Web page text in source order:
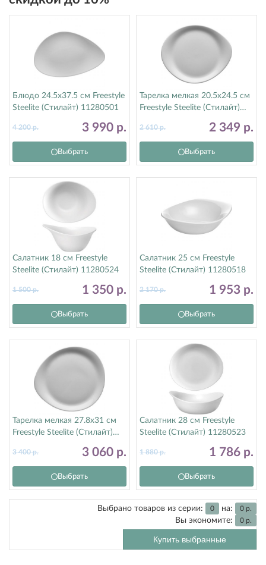
Блюдо 24.5х37.5 см Freestyle
Steelite (Стилайт) 11280501
3 990 р.
4 200р.
Выбрать
Тарелка мелкая 20.5х24.5 см
Freestyle Steelite (Стилайт)
2 349 р.
2 610р.
Выбрать
Салатник 18 см Freestyle
Steelite (Стилайт) 11280524
1 350 р.
1 500р.
Выбрать
Салатник 25 см Freestyle
Steelite (Стилайт) 11280518
1 953 р.
2 170р.
Выбрать
Тарелка мелкая 27.8х31 см
Freestyle Steelite (Стилайт)
3 060 р.
3 400р.
Выбрать
Салатник 28 см Freestyle
Steelite (Стилайт) 11280523
1 786 р.
1 880р.
Выбрать
Выбрано товаров из серии: 0 на: 0 р.
Вы экономите: 0 р.
Купить выбранные